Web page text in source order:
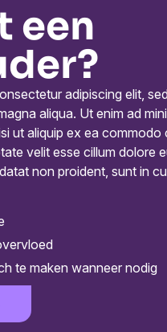
een
adipiscing elit,
aliqua. Ut enim ad
ut aliquip ex ea commodo
velit esse cillum dolore
non proident, sunt in
te maken wanneer nodig